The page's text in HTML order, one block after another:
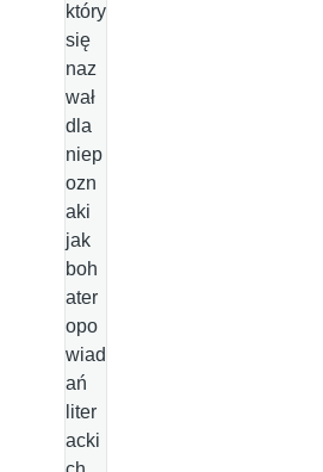
który
się
naz
wał
dla
niep
ozn
aki
jak
boh
ater
opo
wiad
ań
liter
acki